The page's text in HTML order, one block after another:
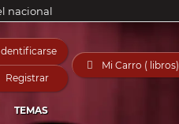
nacional
Registrar
 Mi Carro ( libros)
TEMAS